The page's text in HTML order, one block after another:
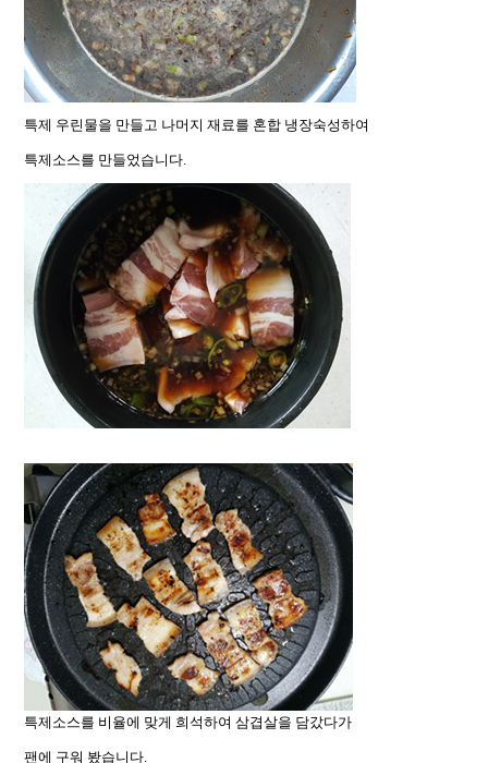
특제 우린물을 만들고 나머지 재료를 혼합 냉장숙성하여
특제소스를 만들었습니다.
특제소스를 비율에 맞게 희석하여 삼겹살을 담갔다가
팬에 구워 봤습니다.